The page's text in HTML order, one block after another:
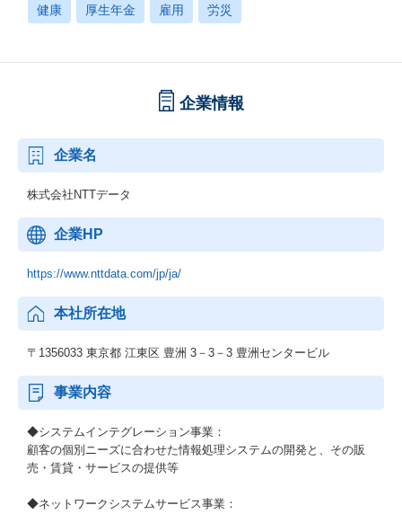
健康 厚生年金 雇用 労災
企業情報
企業名
株式会社NTTデータ
企業HP
https://www.nttdata.com/jp/ja/
本社所在地
〒1356033 東京都 江東区 豊洲 3－3－3 豊洲センタービル
事業内容
◆システムインテグレーション事業：
顧客の個別ニーズに合わせた情報処理システムの開発と、その販
売・賃貸・サービスの提供等
◆ネットワークシステムサービス事業：